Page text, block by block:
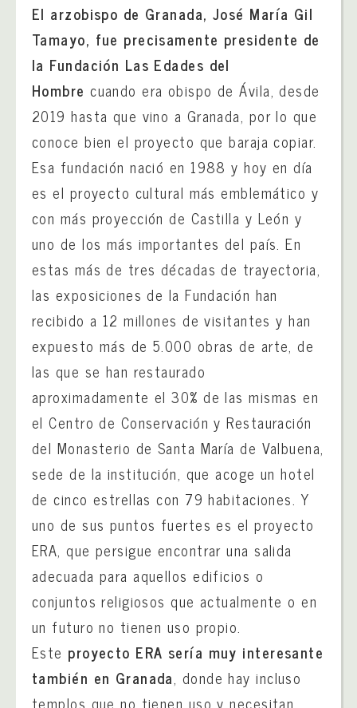
El arzobispo de Granada, José María Gil
Tamayo, fue precisamente presidente de
la Fundación Las Edades del
Hombre cuando era obispo de Ávila, desde
2019 hasta que vino a Granada, por lo que
conoce bien el proyecto que baraja copiar.
Esa fundación nació en 1988 y hoy en día
es el proyecto cultural más emblemático y
con más proyección de Castilla y León y
uno de los más importantes del país. En
estas más de tres décadas de trayectoria,
las exposiciones de la Fundación han
recibido a 12 millones de visitantes y han
expuesto más de 5.000 obras de arte, de
las que se han restaurado
aproximadamente el 30% de las mismas en
el Centro de Conservación y Restauración
del Monasterio de Santa María de Valbuena,
sede de la institución, que acoge un hotel
de cinco estrellas con 79 habitaciones. Y
uno de sus puntos fuertes es el proyecto
ERA, que persigue encontrar una salida
adecuada para aquellos edificios o
conjuntos religiosos que actualmente o en
un futuro no tienen uso propio.
Este proyecto ERA sería muy interesante
también en Granada, donde hay incluso
templos que no tienen uso y necesitan